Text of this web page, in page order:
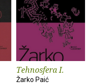
Tehnosfera I.
Žarko Paić